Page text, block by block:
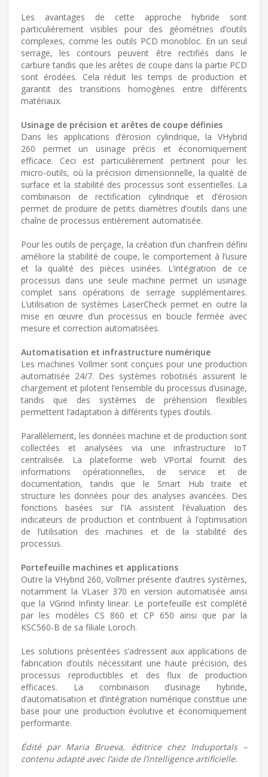
Les avantages de cette approche hybride sont
particulièrement visibles pour des géométries d’outils
complexes, comme les outils PCD monobloc. En un seul
serrage, les contours peuvent être rectifiés dans le
carbure tandis que les arêtes de coupe dans la partie PCD
sont érodées. Cela réduit les temps de production et
garantit des transitions homogènes entre différents
matériaux.
Usinage de précision et arêtes de coupe définies
Dans les applications d’érosion cylindrique, la VHybrid
260 permet un usinage précis et économiquement
efficace. Ceci est particulièrement pertinent pour les
micro-outils, où la précision dimensionnelle, la qualité de
surface et la stabilité des processus sont essentielles. La
combinaison de rectification cylindrique et d’érosion
permet de produire de petits diamètres d’outils dans une
chaîne de processus entièrement automatisée.
Pour les outils de perçage, la création d’un chanfrein défini
améliore la stabilité de coupe, le comportement à l’usure
et la qualité des pièces usinées. L’intégration de ce
processus dans une seule machine permet un usinage
complet sans opérations de serrage supplémentaires.
L’utilisation de systèmes LaserCheck permet en outre la
mise en œuvre d’un processus en boucle fermée avec
mesure et correction automatisées.
Automatisation et infrastructure numérique
Les machines Vollmer sont conçues pour une production
automatisée 24/7. Des systèmes robotisés assurent le
chargement et pilotent l’ensemble du processus d’usinage,
tandis que des systèmes de préhension flexibles
permettent l’adaptation à différents types d’outils.
Parallèlement, les données machine et de production sont
collectées et analysées via une infrastructure IoT
centralisée. La plateforme web VPortal fournit des
informations opérationnelles, de service et de
documentation, tandis que le Smart Hub traite et
structure les données pour des analyses avancées. Des
fonctions basées sur l’IA assistent l’évaluation des
indicateurs de production et contribuent à l’optimisation
de l’utilisation des machines et de la stabilité des
processus.
Portefeuille machines et applications
Outre la VHybrid 260, Vollmer présente d’autres systèmes,
notamment la VLaser 370 en version automatisée ainsi
que la VGrind Infinity linear. Le portefeuille est complété
par les modèles CS 860 et CP 650 ainsi que par la
KSC560-B de sa filiale Loroch.
Les solutions présentées s’adressent aux applications de
fabrication d’outils nécessitant une haute précision, des
processus reproductibles et des flux de production
efficaces. La combinaison d’usinage hybride,
d’automatisation et d’intégration numérique constitue une
base pour une production évolutive et économiquement
performante.
Édité par Maria Brueva, éditrice chez Induportals –
contenu adapté avec l’aide de l’intelligence artificielle.